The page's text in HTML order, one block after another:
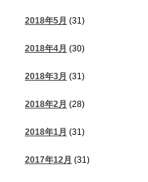
2018年5月 (31)
2018年4月 (30)
2018年3月 (31)
2018年2月 (28)
2018年1月 (31)
2017年12月 (31)